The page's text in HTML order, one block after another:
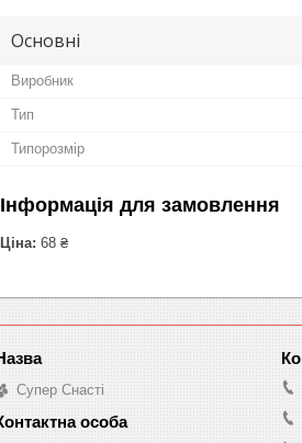
Основні
Виробник
Тип
Типорозмір
Інформація для замовлення
Ціна: 68 ₴
Супер Снасті